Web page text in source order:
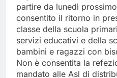
partire da lunedì
consentito il ritorno in
classe della scuola
servizi educativi e della
bambini e ragazzi con
Non è consentita la
mandato alle Asl di